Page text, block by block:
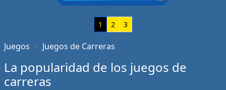
1 2 3
Juegos Juegos de Carreras
La popularidad de los juegos de
carreras